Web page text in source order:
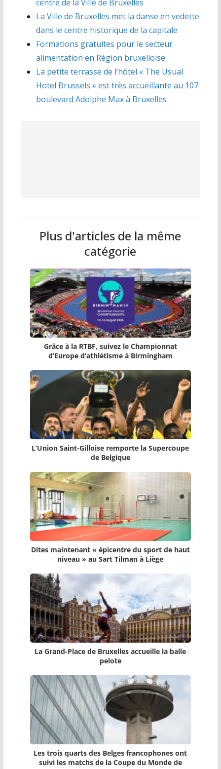
centre de la Ville de Bruxelles
La Ville de Bruxelles met la danse en vedette
dans le centre historique de la capitale
Formations gratuites pour le secteur
alimentation en Région bruxelloise
La petite terrasse de l’hôtel « The Usual
Hotel Brussels » est très accueillante au 107
boulevard Adolphe Max à Bruxelles
Plus d'articles de la même
catégorie
Grâce à la RTBF, suivez le Championnat
d’Europe d’athlétisme à Birmingham
L’Union Saint-Gilloise remporte la Supercoupe
de Belgique
Dites maintenant « épicentre du sport de haut
niveau » au Sart Tilman à Liège
La Grand-Place de Bruxelles accueille la balle
pelote
Les trois quarts des Belges francophones ont
suivi les matchs de la Coupe du Monde de